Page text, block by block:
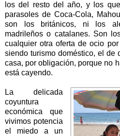
los del resto del año, y los
parasoles de Coca-Cola,
son los británicos, ni los
madrileños o catalanes. Son
cualquier otra oferta de ocio
siendo turismo doméstico, el de
casa, por obligación, porque no
está cayendo.
La delicada
coyuntura
económica que
vivimos potencia
el miedo a un